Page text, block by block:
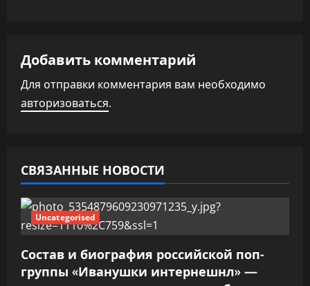
и
я
з
а
п
и
Добавить комментарий
Для отправки комментария вам необходимо
авторизоваться.
СВЯЗАННЫЕ НОВОСТИ
Uncategorised
Состав и биография российской поп-
группы «Иванушки интернешнл» —